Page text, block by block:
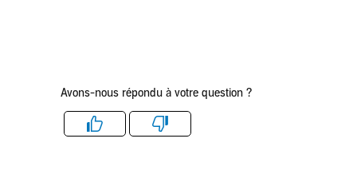
Avons-nous répondu à votre question ?
Like Dislike